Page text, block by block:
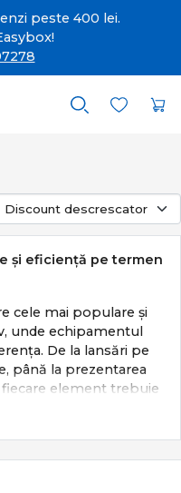
peste 400 lei.
și eficiență pe termen
cele mai populare și
unde echipamentul
De la lansări pe
până la prezentarea
element trebuie
ANGLER reunește
pentru pescuitul
fiabilitate, control și